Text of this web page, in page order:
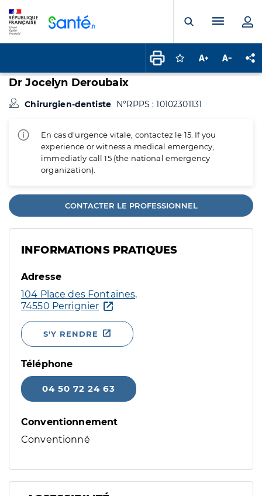
Ouvrir laMenu
Connectez-vous
Augmenter la
Dr Jocelyn Deroubaix
Chirurgien-dentiste N°RPPS : 10102301131
En cas d'urgence vitale, contactez le 15. If you
experience or witness a medical emergency,
immediatly call 15 (the national emergency
organization).
CONTACTER LE PROFESSIONNEL
INFORMATIONS PRATIQUES
Adresse
104 Place des Fontaines,
74550 Perrignier
S'Y RENDRE
Téléphone
04 50 72 24 63
Conventionnement
Conventionné